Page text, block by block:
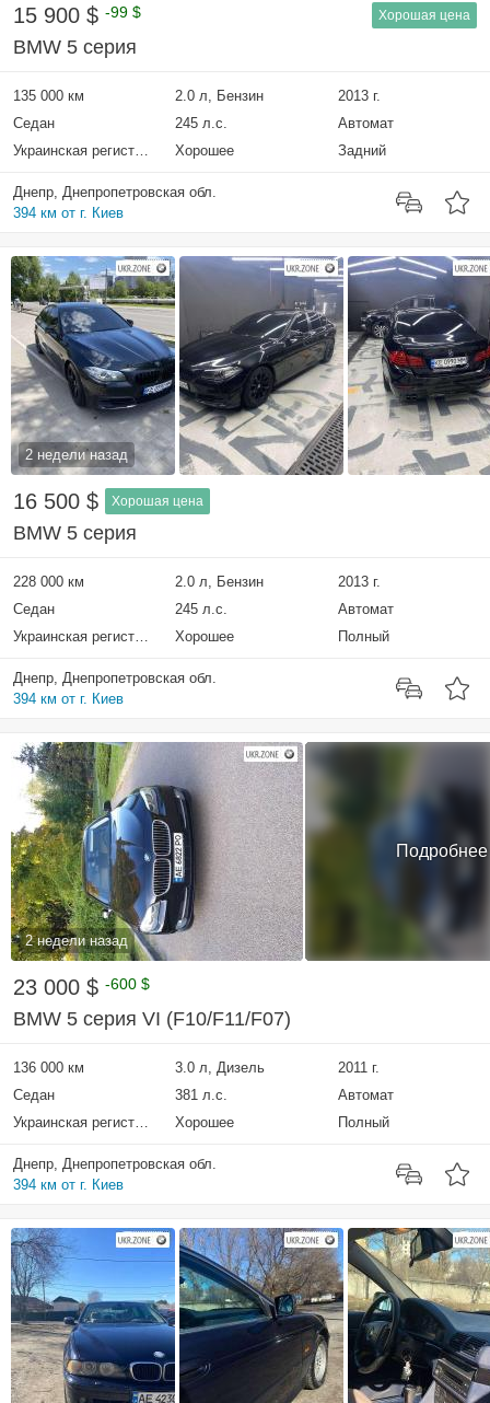
15 900 $ -99 $ Хорошая цена
BMW 5 серия
135 000 км 2.0 л, Бензин
2013 г.
Седан
245 л.с.
Автомат
Украинская регистрация
Хорошее Задний
Днепр, Днепропетровская обл.
394 км от г. Киев
2 недели назад
16 500 $ Хорошая цена
BMW 5 серия
228 000 км 2.0 л, Бензин
2013 г.
Седан
245 л.с.
Автомат
Украинская регистрация
Хорошее Полный
Днепр, Днепропетровская обл.
394 км от г. Киев
2 недели назад
Подробнее
23 000 $ -600 $
BMW 5 серия VI (F10/F11/F07)
136 000 км 3.0 л, Дизель
2011 г.
Седан
381 л.с.
Автомат
Украинская регистрация
Хорошее Полный
Днепр, Днепропетровская обл.
394 км от г. Киев